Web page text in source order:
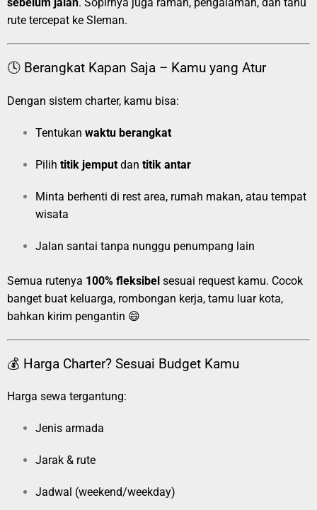
sebelum jalan. Sopirnya juga ramah, pengalaman, dan tahu
rute tercepat ke Sleman.
🕓 Berangkat Kapan Saja – Kamu yang Atur
Dengan sistem charter, kamu bisa:
Tentukan waktu berangkat
Pilih titik jemput dan titik antar
Minta berhenti di rest area, rumah makan, atau tempat
wisata
Jalan santai tanpa nunggu penumpang lain
Semua rutenya 100% fleksibel sesuai request kamu. Cocok
banget buat keluarga, rombongan kerja, tamu luar kota,
bahkan kirim pengantin 😄
💰 Harga Charter? Sesuai Budget Kamu
Harga sewa tergantung:
Jenis armada
Jarak & rute
Jadwal (weekend/weekday)